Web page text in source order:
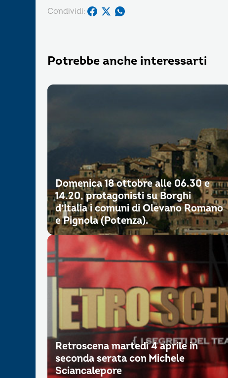
Condividi:
Potrebbe anche interessarti
Domenica 18 ottobre alle 06.30 e
14.20, protagonisti su Borghi
d’Italia i comuni di Olevano Romano
e Pignola (Potenza).
Retroscena martedì 4 aprile in
seconda serata con Michele
Sciancalepore